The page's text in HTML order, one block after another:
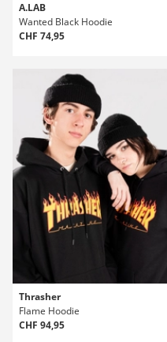
A.LAB
Wanted Black Hoodie
CHF 74,95
Thrasher
Flame Hoodie
CHF 94,95